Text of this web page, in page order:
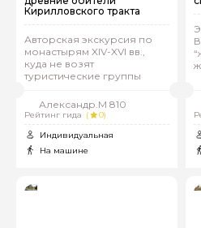
Кирилловского тракта
Авторская экскурсия по
монастырям XIV-XVI вв.,
куда не возят
туристические группы
Александр.М 810
Рейтинг гида (
0)
Индивидуальная
На машине